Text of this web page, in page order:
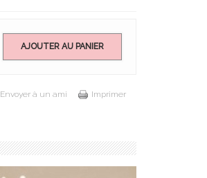
AJOUTER AU PANIER
Envoyer à un ami Imprimer